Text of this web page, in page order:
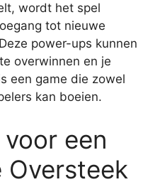
wordt het spel
tot nieuwe
power-ups kunnen
overwinnen en je
een game die zowel
kan boeien.
een
Oversteek